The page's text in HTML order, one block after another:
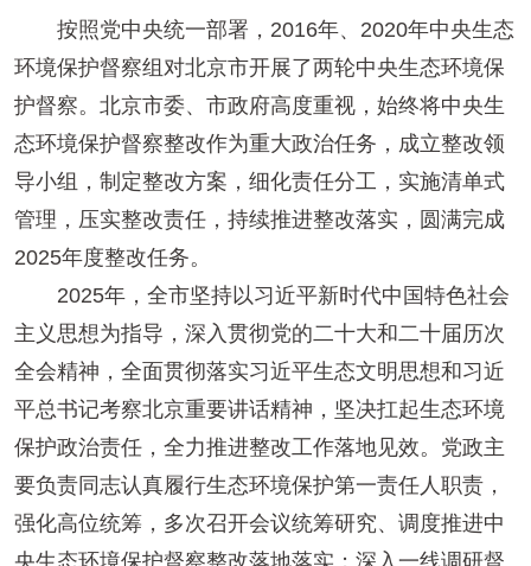
按照党中央统一部署，2016年、2020年中央生态
环境保护督察组对北京市开展了两轮中央生态环境保
护督察。北京市委、市政府高度重视，始终将中央生
态环境保护督察整改作为重大政治任务，成立整改领
导小组，制定整改方案，细化责任分工，实施清单式
管理，压实整改责任，持续推进整改落实，圆满完成
2025年度整改任务。
2025年，全市坚持以习近平新时代中国特色社会
主义思想为指导，深入贯彻党的二十大和二十届历次
全会精神，全面贯彻落实习近平生态文明思想和习近
平总书记考察北京重要讲话精神，坚决扛起生态环境
保护政治责任，全力推进整改工作落地见效。党政主
要负责同志认真履行生态环境保护第一责任人职责，
强化高位统筹，多次召开会议统筹研究、调度推进中